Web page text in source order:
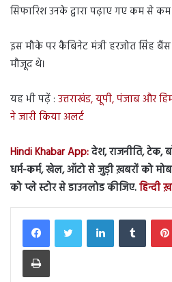
सिफारिश उनके द्वारा पढ़ाए गए कम से कम
इस मौके पर कैबिनेट मंत्री हरजोत सिंह
मौजूद थे।
यह भी पढ़ें : उत्तराखंड, यूपी, पंजाब और
ने जारी किया अलर्ट
Hindi Khabar App:देश, राजनीति, टेक,
धर्म-कर्म, खेल, ऑटो से जुड़ी ख़बरों को
को प्ले स्टोर से डाउनलोड कीजिए.हिन्दी
LinkedInTumblr
Print